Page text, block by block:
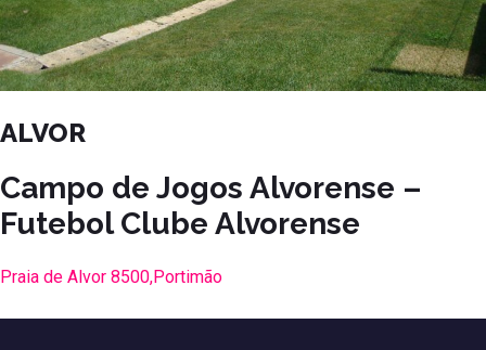
ALVOR
Campo de Jogos Alvorense –
Futebol Clube Alvorense
Praia de Alvor 8500,Portimão